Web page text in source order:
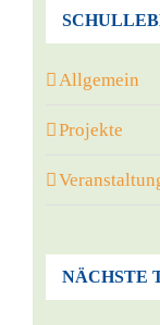
Allgemein
Projekte
NÄCHSTE